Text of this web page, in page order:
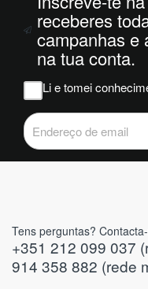
receberes
campanhas e
na tua conta.
Li e tomei
Tens perguntas?
+351 212 099 037
914 358 882 (rede